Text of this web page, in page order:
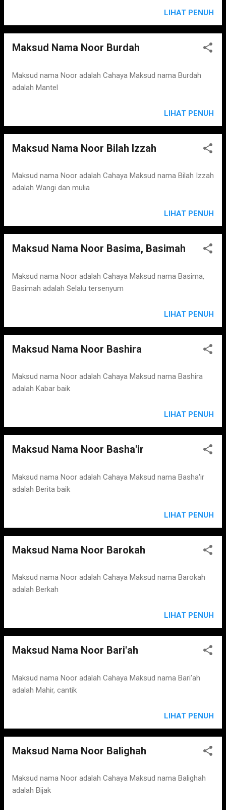
LIHAT PENUH
Maksud Nama Noor Burdah
Maksud nama Noor adalah Cahaya Maksud nama Burdah
adalah Mantel
LIHAT PENUH
Maksud Nama Noor Bilah Izzah
Maksud nama Noor adalah Cahaya Maksud nama Bilah Izzah
adalah Wangi dan mulia
LIHAT PENUH
Maksud Nama Noor Basima, Basimah
Maksud nama Noor adalah Cahaya Maksud nama Basima,
Basimah adalah Selalu tersenyum
LIHAT PENUH
Maksud Nama Noor Bashira
Maksud nama Noor adalah Cahaya Maksud nama Bashira
adalah Kabar baik
LIHAT PENUH
Maksud Nama Noor Basha'ir
Maksud nama Noor adalah Cahaya Maksud nama Basha'ir
adalah Berita baik
LIHAT PENUH
Maksud Nama Noor Barokah
Maksud nama Noor adalah Cahaya Maksud nama Barokah
adalah Berkah
LIHAT PENUH
Maksud Nama Noor Bari'ah
Maksud nama Noor adalah Cahaya Maksud nama Bari'ah
adalah Mahir, cantik
LIHAT PENUH
Maksud Nama Noor Balighah
Maksud nama Noor adalah Cahaya Maksud nama Balighah
adalah Bijak